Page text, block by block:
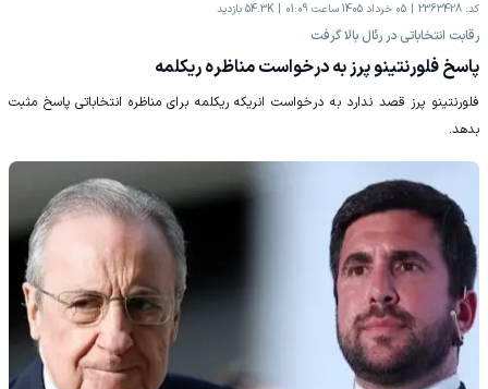
کد: 2363428 05 خرداد 1405 ساعت 01:09 54.3K بازدید
رقابت انتخاباتی در رئال بالا گرفت
پاسخ فلورنتینو پرز به درخواست مناظره ریکلمه
فلورنتینو پرز قصد ندارد به درخواست انریکه ریکلمه برای مناظره انتخاباتی پاسخ مثبت
بدهد.